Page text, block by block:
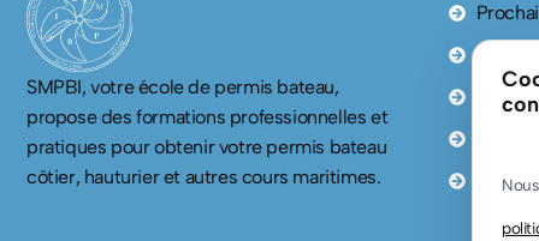
SMPBI, votre école de permis bateau,
propose des formations professionnelles et
pratiques pour obtenir votre permis bateau
côtier, hauturier et autres cours maritimes.
Permis